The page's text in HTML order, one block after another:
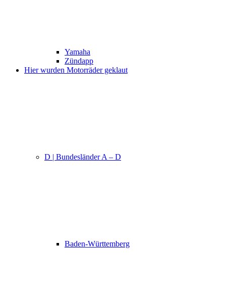
Yamaha
Zündapp
Hier wurden Motorräder geklaut
D | Bundesländer A – D
Baden-Württemberg